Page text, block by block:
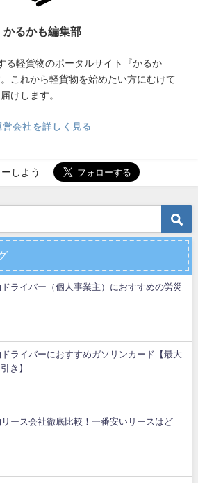
かるかも編集部
る軽貨物のポータルサイト『かるか
これから軽貨物を始めたい方にむけて
けします。
営会社を詳しく見る
しよう
ライバー（個人事業主）におすすめの労災
ライバーにおすすめガソリンカード【最大
き】
ース会社徹底比較！一番安いリースはど